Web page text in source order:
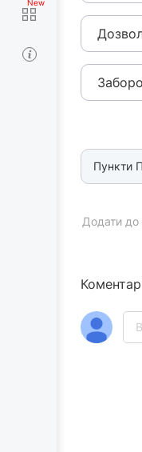
Пункти
Додати до